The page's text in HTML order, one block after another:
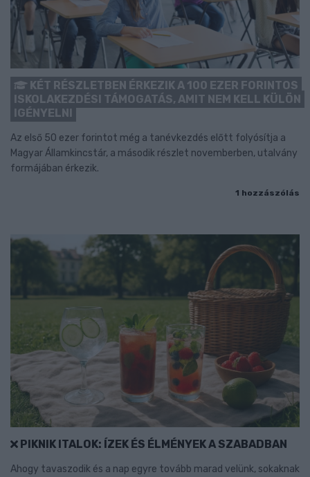
KÉT RÉSZLETBEN ÉRKEZIK A 100 EZER FORINTOS
ISKOLAKEZDÉSI TÁMOGATÁS, AMIT NEM KELL KÜLÖN
IGÉNYELNI
Az első 50 ezer forintot még a tanévkezdés előtt folyósítja a
Magyar Államkincstár, a második részlet novemberben, utalvány
formájában érkezik.
1 hozzászólás
PIKNIK ITALOK: ÍZEK ÉS ÉLMÉNYEK A SZABADBAN
Ahogy tavaszodik és a nap egyre tovább marad velünk, sokaknak